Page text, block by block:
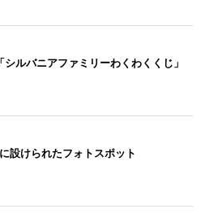
ルバニアファミリーわくわくくじ」
設けられたフォトスポット